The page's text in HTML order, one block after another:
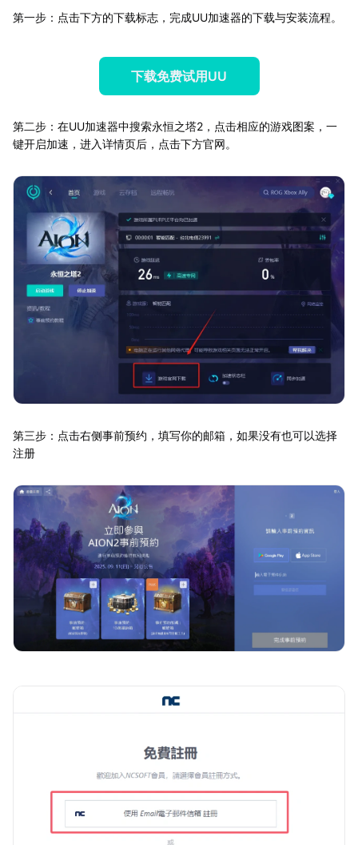
第一步：点击下方的下载标志，完成UU加速器的下载与安装流程。
下载免费试用UU
第二步：在UU加速器中搜索永恒之塔2，点击相应的游戏图案，一
键开启加速，进入详情页后，点击下方官网。
第三步：点击右侧事前预约，填写你的邮箱，如果没有也可以选择
注册